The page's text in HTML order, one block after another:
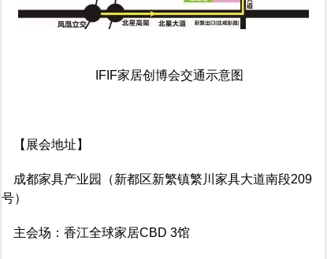
IFIF家居创博会交通示意图
【展会地址】
成都家具产业园（新都区新繁镇繁川家具大道南段209
号）
主会场：香江全球家居CBD 3馆